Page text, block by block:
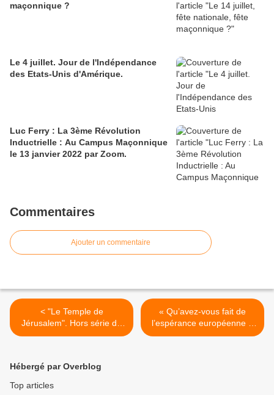
maçonnique ?
Le 4 juillet. Jour de l'Indépendance
des Etats-Unis d'Amérique.
Luc Ferry : La 3ème Révolution
Inductrielle : Au Campus Maçonnique
le 13 janvier 2022 par Zoom.
Commentaires
Ajouter un commentaire
< "Le Temple de
Jérusalem". Hors série de
La Croix et du Monde de la
« Qu’avez-vous fait de
l’espérance européenne ?
», par Jean-Claude
Hébergé par Overblog
Top articles